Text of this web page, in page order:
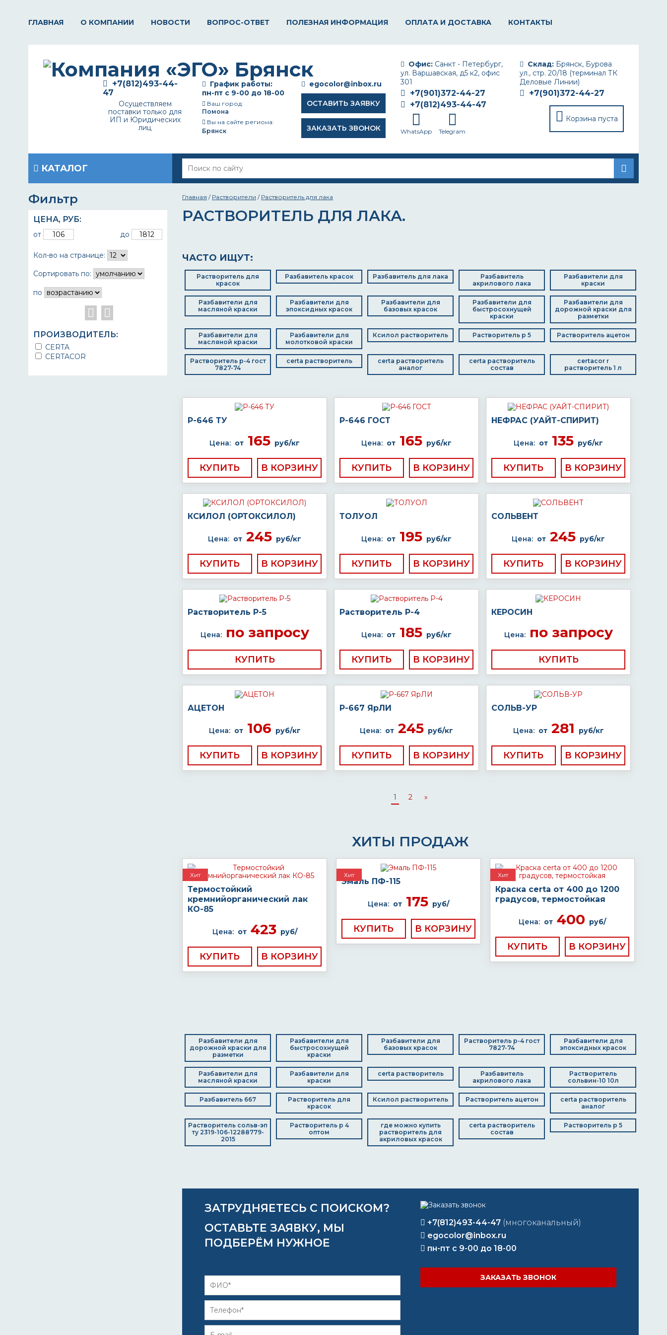
ГЛАВНАЯ О КОМПАНИИ НОВОСТИ ВОПРОС-ОТВЕТ ПОЛЕЗНАЯ ИНФОРМАЦИЯ ОПЛАТА И ДОСТАВКА КОНТАКТЫ
Склад: Брянск, Бурова
ул., стр. 20/18 (терминал ТК
Деловые Линии)
+7(901)372-44-27
Корзина пуста
Офис: Санкт - Петербург,
ул. Варшавская, д5 к2, офис
301
+7(901)372-44-27
+7(812)493-44-47
WhatsApp Telegram
egocolor@inbox.ru
ОСТАВИТЬ ЗАЯВКУ
ЗАКАЗАТЬ ЗВОНОК
График работы:
пн-пт с 9-00 до 18-00
Ваш город:
Помона
Вы на сайте региона:
Брянск
+7(812)493-44-
47
Осуществляем
поставки только для
ИП и Юридических
лиц
КАТАЛОГ
Фильтр
ЦЕНА, РУБ:
от до
Кол-во на странице:
Сортировать по:
по
ПРОИЗВОДИТЕЛЬ:
CERTA
CERTACOR
Главная / Растворители / Растворитель для лака
РАСТВОРИТЕЛЬ ДЛЯ ЛАКА.
ЧАСТО ИЩУТ:
Растворитель для
красок
Разбавитель красок Разбавитель для лака
Разбавитель
акрилового лака
Разбавители для
краски
Разбавители для
масляной краски
Разбавители для
эпоксидных красок
Разбавители для
базовых красок
Разбавители для
быстросохнущей
краски
Разбавители для
дорожной краски для
разметки
Разбавители для
масляной краски
Разбавители для
молотковой краски
Ксилол растворитель Растворитель р 5 Растворитель ацетон
Растворитель р-4 гост
7827-74
certa растворитель
certa растворитель
аналог
certa растворитель
состав
certacor r
растворитель 1 л
Р-646 ТУ
Цена: от 165 руб/кг
КУПИТЬ
Р-646 ГОСТ
Цена: от 165 руб/кг
КУПИТЬ
НЕФРАС (УАЙТ-СПИРИТ)
Цена: от 135 руб/кг
КУПИТЬ
КСИЛОЛ (ОРТОКСИЛОЛ)
Цена: от 245 руб/кг
КУПИТЬ
ТОЛУОЛ
Цена: от 195 руб/кг
КУПИТЬ
СОЛЬВЕНТ
Цена: от 245 руб/кг
КУПИТЬ
Растворитель Р-5
Цена:по запросу
КУПИТЬ
Растворитель Р-4
Цена: от 185 руб/кг
КУПИТЬ
КЕРОСИН
Цена:по запросу
КУПИТЬ
АЦЕТОН
Цена: от106 руб/кг
КУПИТЬ
Р-667 ЯрЛИ
Цена: от 245 руб/кг
КУПИТЬ
СОЛЬВ-УР
Цена: от281 руб/кг
КУПИТЬ
1 2 »
ХИТЫ ПРОДАЖ
Хит
Термостойкий
кремнийорганический лак
КО-85
Цена: от423 руб/
КУПИТЬ
Хит
Эмаль ПФ-115
Цена: от 175 руб/
КУПИТЬ
Хит
Краска certa от 400 до 1200
градусов, термостойкая
Цена: от 400 руб/
КУПИТЬ
Разбавители для
дорожной краски для
разметки
Разбавители для
быстросохнущей
краски
Разбавители для
базовых красок
Растворитель р-4 гост
7827-74
Разбавители для
эпоксидных красок
Разбавители для
масляной краски
Разбавители для
краски
certa растворитель
Разбавитель
акрилового лака
Растворитель
сольвин-10 10л
Разбавитель 667
Растворитель для
красок
Ксилол растворитель Растворитель ацетон
certa растворитель
аналог
Растворитель сольв-эп
ту 2319-106-12288779-
2015
Растворитель р 4
оптом
где можно купить
растворитель для
акриловых красок
certa растворитель
состав
Растворитель р 5
ЗАТРУДНЯЕТЕСЬ С ПОИСКОМ?
ОСТАВЬТЕ ЗАЯВКУ, МЫ
ПОДБЕРЁМ НУЖНОЕ
+7(812)493-44-47 (многоканальный)
egocolor@inbox.ru
пн-пт с 9-00 до 18-00
ЗАКАЗАТЬ ЗВОНОК